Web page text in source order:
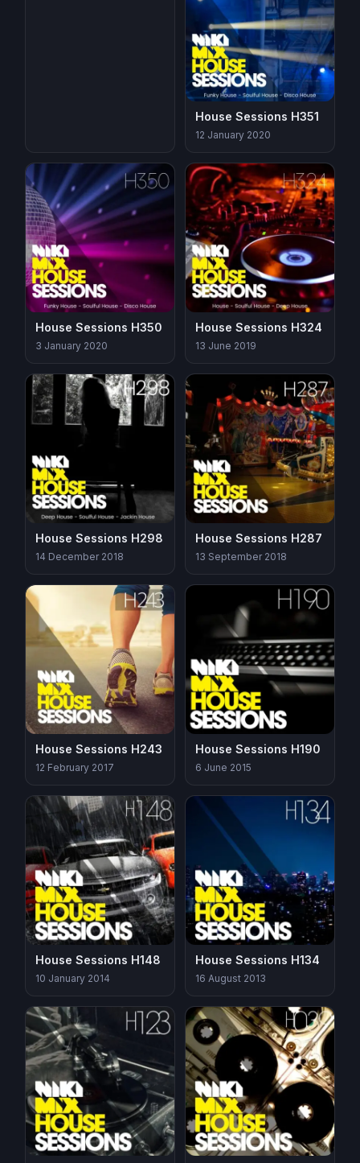
House Sessions H351
12 January 2020
House Sessions H350
3 January 2020
House Sessions H324
13 June 2019
House Sessions H298
14 December 2018
House Sessions H287
13 September 2018
House Sessions H243
12 February 2017
House Sessions H190
6 June 2015
House Sessions H148
10 January 2014
House Sessions H134
16 August 2013